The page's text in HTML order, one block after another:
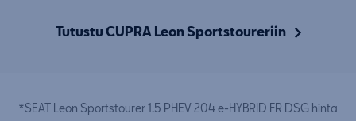
Tutustu CUPRA Leon Sportstoureriin
*SEAT Leon Sportstourer 1.5 PHEV 204 e-HYBRID FR DSG hinta